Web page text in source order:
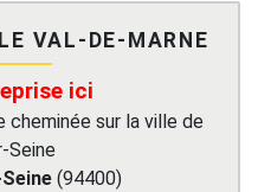
VAL-DE-MARNE
ici
sur la ville de
Seine
(94400)